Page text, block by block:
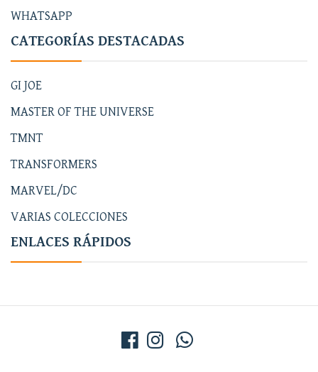
WHATSAPP
CATEGORÍAS DESTACADAS
GI JOE
MASTER OF THE UNIVERSE
TMNT
TRANSFORMERS
MARVEL/DC
VARIAS COLECCIONES
ENLACES RÁPIDOS